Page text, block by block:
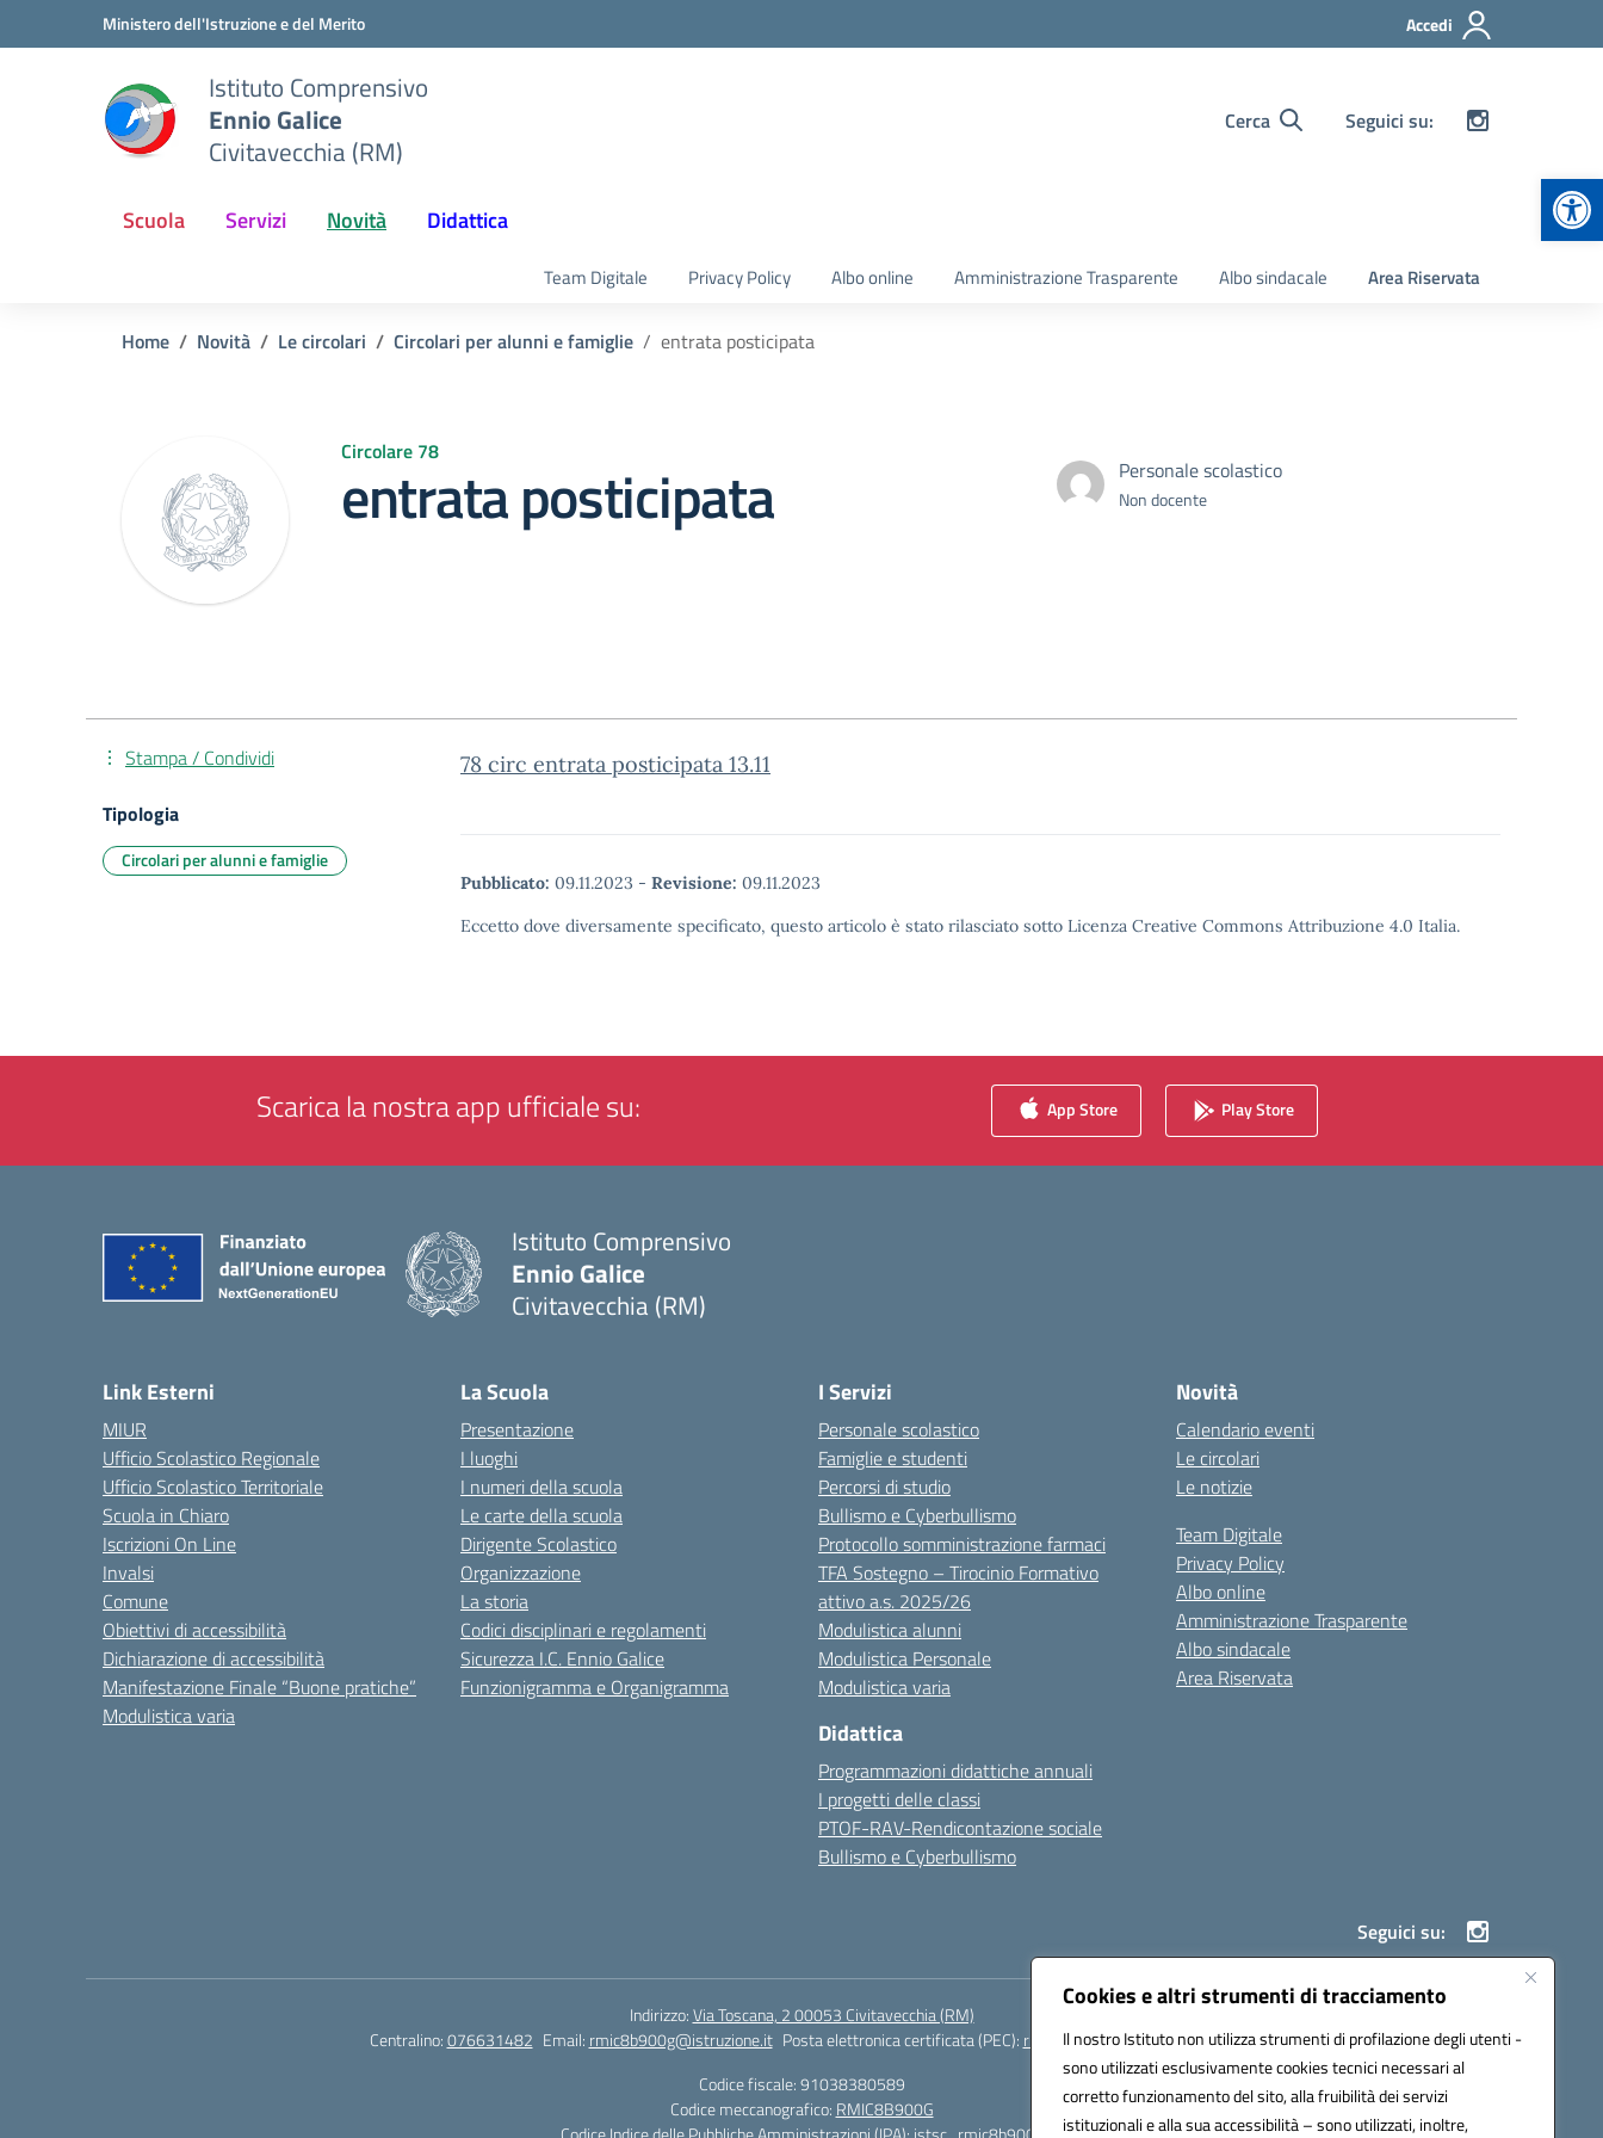
Cookies e altri strumenti di tracciamento
Il nostro Istituto non utilizza strumenti di profilazione degli utenti -
sono utilizzati esclusivamente cookies tecnici necessari al
corretto funzionamento del sito, alla fruibilità dei servizi
istituzionali e alla sua accessibilità – sono utilizzati, inoltre,
Vai ai contenuti
Vai al menu di navigazioneMinistero dell'Istruzione e del Merito Accedi
Istituto Comprensivo
Ennio Galice
Civitavecchia (RM)
Cerca Seguici su:
Scuola Servizi Novità Didattica
Team Digitale Privacy Policy Albo online Amministrazione Trasparente Albo sindacale Area Riservata
Home Novità Le circolari Circolari per alunni e famiglie entrata posticipata
Circolare 78
entrata posticipata Personale scolastico
Non docente
78 circ entrata posticipata 13.11
Pubblicato: 09.11.2023 - Revisione: 09.11.2023
Eccetto dove diversamente specificato, questo articolo è stato rilasciato sotto Licenza Creative Commons Attribuzione 4.0 Italia.
Stampa / Condividi
Tipologia
Circolari per alunni e famiglie
Scarica la nostra app ufficiale su: App Store Play Store
Istituto Comprensivo
Ennio Galice
Civitavecchia (RM)
Link Esterni
MIUR
Ufficio Scolastico Regionale
Ufficio Scolastico Territoriale
Scuola in Chiaro
Iscrizioni On Line
Invalsi
Comune
Obiettivi di accessibilità
Dichiarazione di accessibilità
Manifestazione Finale “Buone pratiche”
Modulistica varia
La Scuola
Presentazione
I luoghi
I numeri della scuola
Le carte della scuola
Dirigente Scolastico
Organizzazione
La storia
Codici disciplinari e regolamenti
Sicurezza I.C. Ennio Galice
Funzionigramma e Organigramma
I Servizi
Personale scolastico
Famiglie e studenti
Percorsi di studio
Bullismo e Cyberbullismo
Protocollo somministrazione farmaci
TFA Sostegno – Tirocinio Formativo
attivo a.s. 2025/26
Modulistica alunni
Modulistica Personale
Modulistica varia
Didattica
Programmazioni didattiche annuali
I progetti delle classi
PTOF-RAV-Rendicontazione sociale
Bullismo e Cyberbullismo
Novità
Calendario eventi
Le circolari
Le notizie
Team Digitale
Privacy Policy
Albo online
Amministrazione Trasparente
Albo sindacale
Area Riservata
Seguici su:
Indirizzo:Via Toscana, 2 00053 Civitavecchia (RM)
Centralino:076631482 Email: rmic8b900g@istruzione.it Posta elettronica certificata (PEC): rmic8b900g@pec.istruzione.it
Codice fiscale: 91038380589
Codice meccanografico: RMIC8B900G